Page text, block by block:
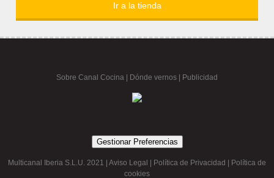
Ir a la tienda
Sobre Canal Cocina Dónde vernos | Publicidad
Gestionar Preferencias
Multicanal Iberia S.L.U. 2021 | Aviso Legal Política de Privacidad
Política de
cookies